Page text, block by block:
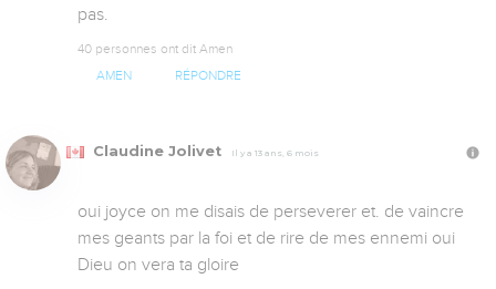
pas.
40 personnes ont dit Amen
AMEN RÉPONDRE
Claudine Jolivet Il y a 13 ans, 6 mois
oui joyce on me disais de perseverer et. de vaincre
mes geants par la foi et de rire de mes ennemi oui
Dieu on vera ta gloire